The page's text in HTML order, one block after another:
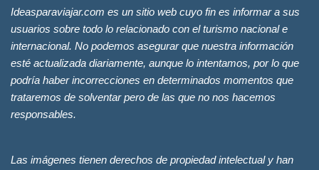
Ideasparaviajar.com es un sitio web cuyo fin es informar a sus
usuarios sobre todo lo relacionado con el turismo nacional e
internacional. No podemos asegurar que nuestra información
esté actualizada diariamente, aunque lo intentamos, por lo que
podría haber incorrecciones en determinados momentos que
trataremos de solventar pero de las que no nos hacemos
responsables.
Las imágenes tienen derechos de propiedad intelectual y han